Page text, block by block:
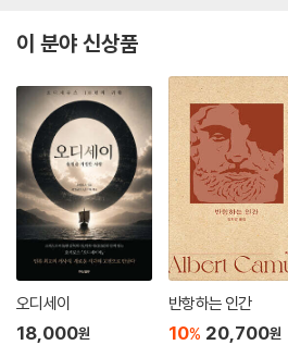
회의 압력이다. 성 정체성에서 ‘정상’의 상
는 환경이며, 아이들은 이제 새로 써넣어야
에 기반한 루스의 성 정체성 이론은 미국으
기억 속에 각인된 과거를 다 지우고 미국인
을 수 있다는 동화주의자들의 주장과도 유
기해야 하듯, 이민자들은 지니고 온 것 중 무
미국 사회에 받아들여져야 한다고 강요받는
수술을 거부하고 병원과 가족으로부터 도망
칼로 바꾸고, 긴 머리를 자르고, 남자 옷을
와 몸짓을 흉내 내고 익혀 가는 식으로 자신
이 분야 신상품
오디세이
18,000원
반항하는 인간
10% 20,700원